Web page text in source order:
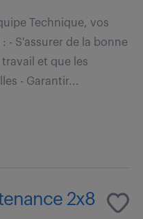
Technique, vos
- S'assurer de la bonne
et que les
- Garantir...
2x8